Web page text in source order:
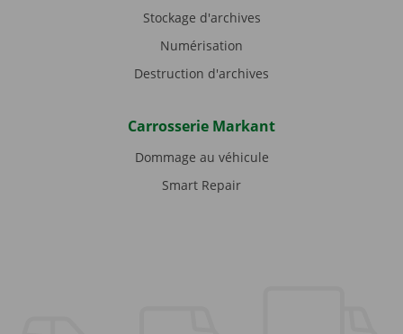
Stockage d'archives
Numérisation
Destruction d'archives
Carrosserie Markant
Dommage au véhicule
Smart Repair